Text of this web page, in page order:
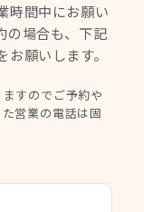
時間中にお願い
の場合も、下記
お願いします。
すのでご予約や
営業の電話は固